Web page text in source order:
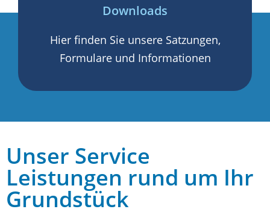
Downloads
Hier finden Sie unsere Satzungen,
Formulare und Informationen
Unser Service
Leistungen rund um Ihr
Grundstück